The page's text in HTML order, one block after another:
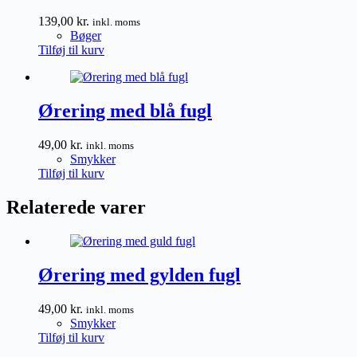
139,00 kr. inkl. moms
Bøger
Tilføj til kurv
Ørering med blå fugl
49,00 kr. inkl. moms
Smykker
Tilføj til kurv
Relaterede varer
Ørering med gylden fugl
49,00 kr. inkl. moms
Smykker
Tilføj til kurv